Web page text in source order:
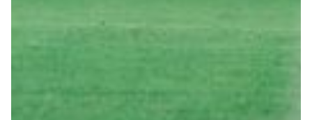
Gift Card Online Store